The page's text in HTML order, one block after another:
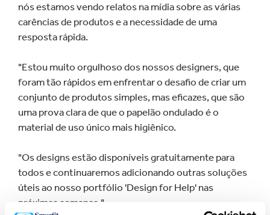
nós estamos vendo relatos na mídia sobre as várias
carências de produtos e a necessidade de uma
resposta rápida.
"Estou muito orgulhoso dos nossos designers, que
foram tão rápidos em enfrentar o desafio de criar um
conjunto de produtos simples, mas eficazes, que são
uma prova clara de que o papelão ondulado é o
material de uso único mais higiênico.
"Os designs estão disponíveis gratuitamente para
todos e continuaremos adicionando outras soluções
úteis ao nosso portfólio 'Design for Help' nas
próximas semanas."